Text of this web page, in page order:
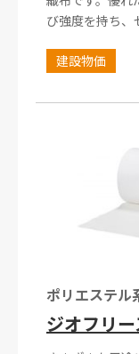
び強度を持ち、
建設物価
ポリエステル
ジオフリー